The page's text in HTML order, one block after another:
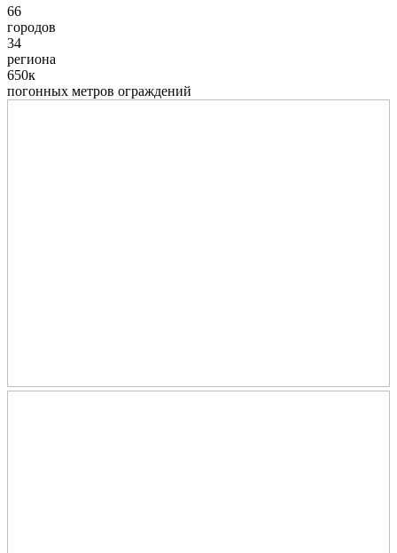
66
городов
34
региона
650к
погонных метров ограждений